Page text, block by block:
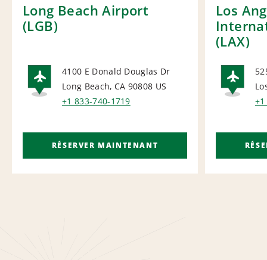
Long Beach Airport
(LGB)
AIRPORT
4100 E Donald Douglas Dr
Long Beach, CA 90808 US
+1 833-740-1719
RÉSERVER MAINTENANT
Los
(LAX)